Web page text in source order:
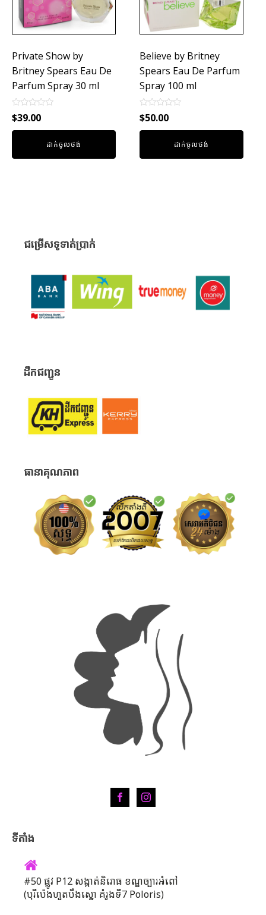
Private Show by
Britney Spears Eau De
Parfum Spray 30 ml
Rated
0
out
$39.00
ដាក់ចូលថង់
Believe by Britney
Spears Eau De Parfum
Spray 100 ml
Rated
0
out
$50.00
ដាក់ចូលថង់
ជម្រើសទូទាត់ប្រាក់
ដឹកជញ្ជូន
ធានាគុណភាព
ទីតាំង
#50 ផ្លូវ P12 សង្កាត់និរោធ ខណ្ឌច្បារអំពៅ
(បុរីប៉េងហួតបឹងស្នោ គំរូងទី7 Poloris)